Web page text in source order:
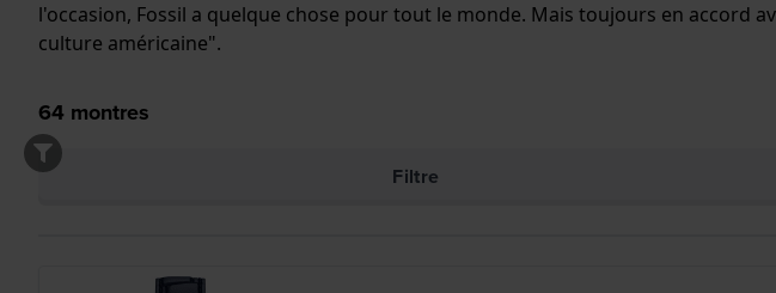
l'occasion, Fossil a quelque chose pour tout le monde. Mais toujours en accord
culture américaine".
64 montres
Filtre